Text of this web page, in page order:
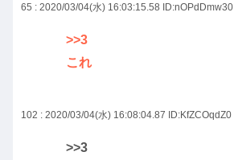
65 : 2020/03/04(水) 16:03:15.58 ID:nOPdDmw30
>>3
これ
102 : 2020/03/04(水) 16:08:04.87 ID:KfZCOqdZ0
>>3